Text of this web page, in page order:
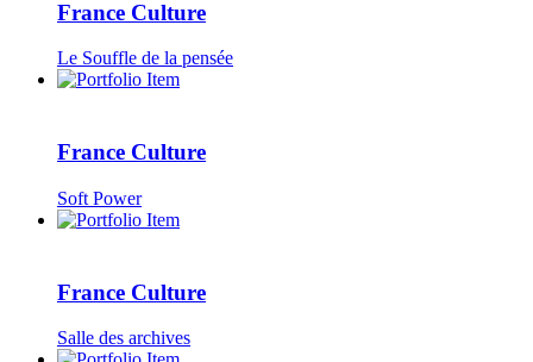
France Culture
Le Souffle de la pensée
France Culture
Soft Power
France Culture
Salle des archives